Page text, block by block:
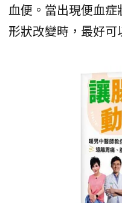
血便。當出現便血
形狀改變時，最好可